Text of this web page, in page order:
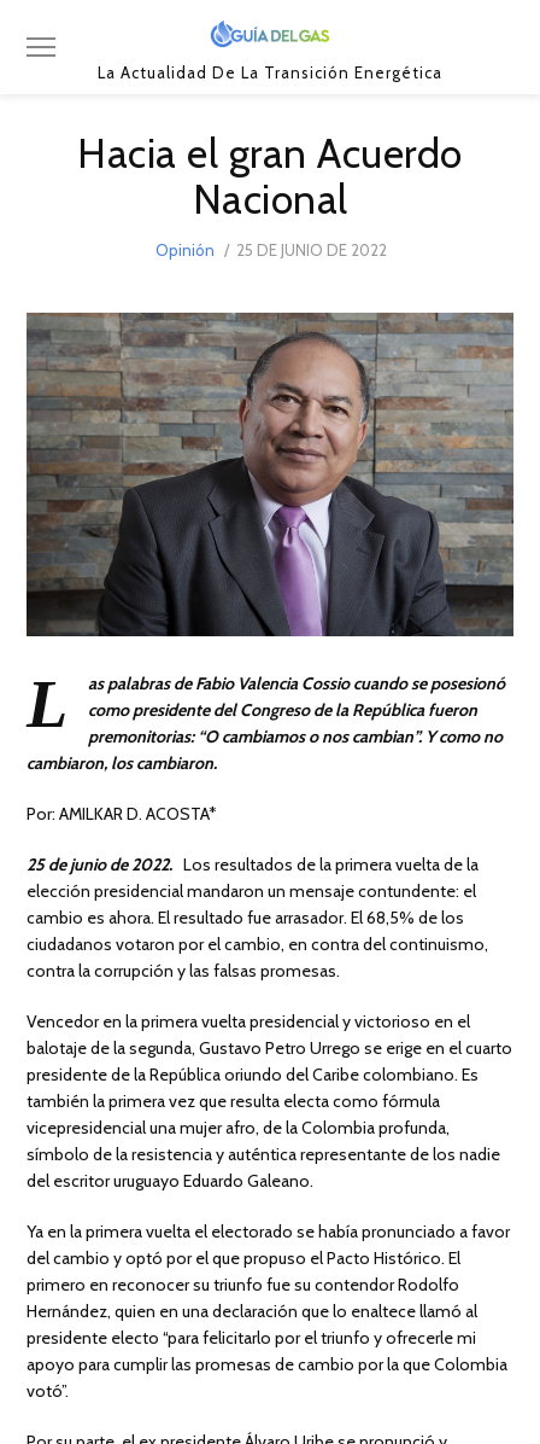
La Actualidad De La Transición Energética
Hacia el gran Acuerdo
Nacional
Opinión
POSTED
25 DE JUNIO DE 2022
DE
2022
L
as palabras de Fabio Valencia Cossio cuando se posesionó
como presidente del Congreso de la República fueron
premonitorias: “O cambiamos o nos cambian”. Y como no
cambiaron, los cambiaron.
Por: AMILKAR D. ACOSTA*
25 de junio de 2022. Los resultados de la primera vuelta de la
elección presidencial mandaron un mensaje contundente: el
cambio es ahora. El resultado fue arrasador. El 68,5% de los
ciudadanos votaron por el cambio, en contra del continuismo,
contra la corrupción y las falsas promesas.
Vencedor en la primera vuelta presidencial y victorioso en el
balotaje de la segunda, Gustavo Petro Urrego se erige en el cuarto
presidente de la República oriundo del Caribe colombiano. Es
también la primera vez que resulta electa como fórmula
vicepresidencial una mujer afro, de la Colombia profunda,
símbolo de la resistencia y auténtica representante de los nadie
del escritor uruguayo Eduardo Galeano.
Ya en la primera vuelta el electorado se había pronunciado a favor
del cambio y optó por el que propuso el Pacto Histórico. El
primero en reconocer su triunfo fue su contendor Rodolfo
Hernández, quien en una declaración que lo enaltece llamó al
presidente electo “para felicitarlo por el triunfo y ofrecerle mi
apoyo para cumplir las promesas de cambio por la que Colombia
votó”.